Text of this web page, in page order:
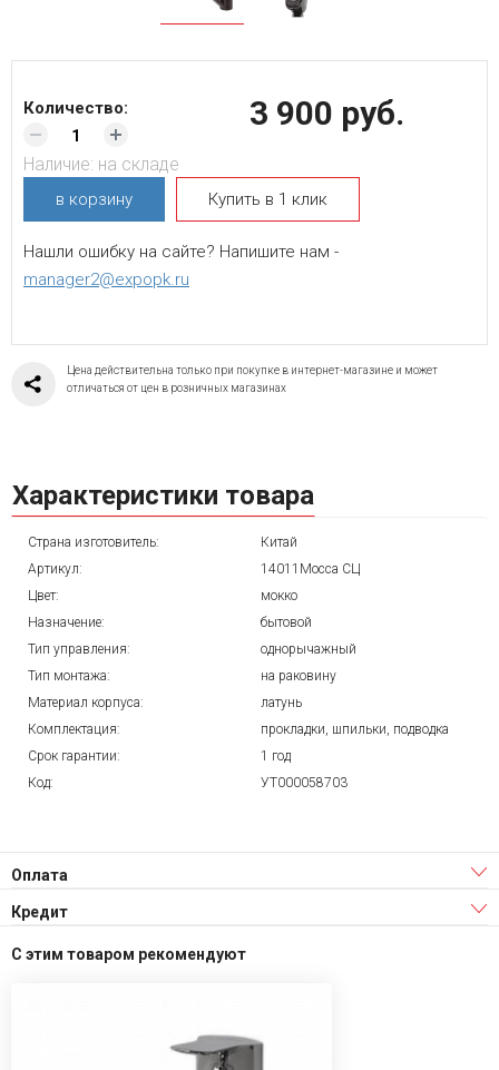
3 900 руб.
Количество:
Наличие: на складе
в корзину Купить в 1 клик
Нашли ошибку на сайте? Напишите нам -
manager2@expopk.ru
Цена действительна только при покупке в интернет-магазине и может
отличаться от цен в розничных магазинах
Характеристики товара
Страна изготовитель:
Китай
Артикул:
14011Mocca СЦ
Цвет:
мокко
Назначение:
бытовой
Тип управления:
однорычажный
Тип монтажа:
на раковину
Материал корпуса:
латунь
Комплектация:
прокладки, шпильки, подводка
Срок гарантии:
1 год
Код:
УТ000058703
Оплата
Кредит
С этим товаром рекомендуют